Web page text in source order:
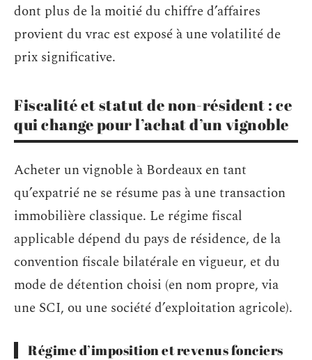
dont plus de la moitié du chiffre d’affaires
provient du vrac est exposé à une volatilité de
prix significative.
Fiscalité et statut de non-résident : ce
qui change pour l’achat d’un vignoble
Acheter un vignoble à Bordeaux en tant
qu’expatrié ne se résume pas à une transaction
immobilière classique. Le régime fiscal
applicable dépend du pays de résidence, de la
convention fiscale bilatérale en vigueur, et du
mode de détention choisi (en nom propre, via
une SCI, ou une société d’exploitation agricole).
Régime d’imposition et revenus fonciers